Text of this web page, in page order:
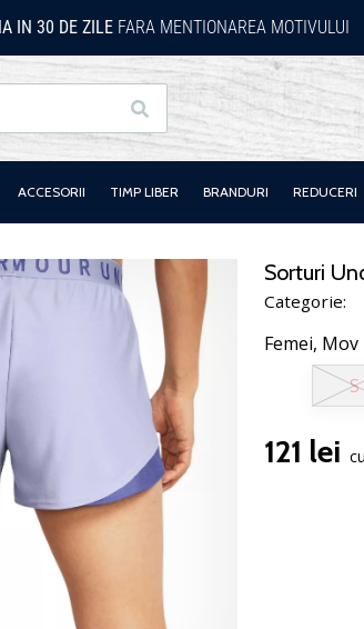
IN 30 DE ZILEFARA MENTIONAREA MOTIVULUI
Cauta
ACCESORII TIMP LIBER BRANDURI REDUCERI
Sorturi
Categorie:
Femei, Mov
S
121 lei